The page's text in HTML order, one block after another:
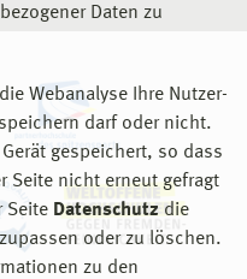
Daten zu
Webanalyse Ihre Nutzer-
darf oder nicht.
gespeichert, so dass
Seite nicht erneut gefragt
Seite Datenschutz die
oder zu löschen.
zu den